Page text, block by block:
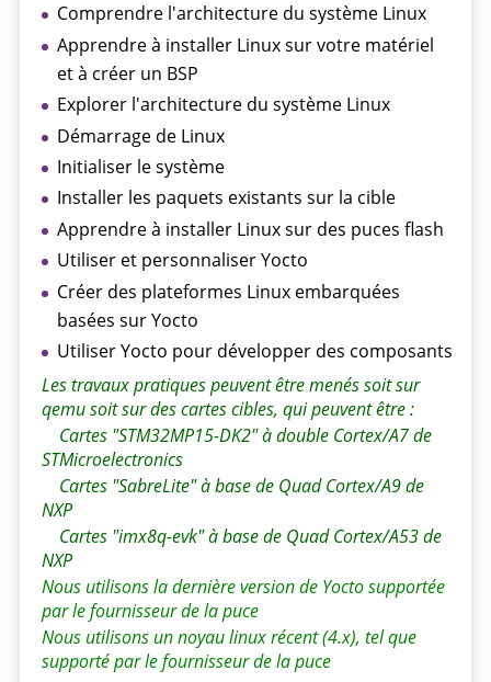
Comprendre l'architecture du système Linux
Apprendre à installer Linux sur votre matériel
et à créer un BSP
Explorer l'architecture du système Linux
Démarrage de Linux
Initialiser le système
Installer les paquets existants sur la cible
Apprendre à installer Linux sur des puces flash
Utiliser et personnaliser Yocto
Créer des plateformes Linux embarquées
basées sur Yocto
Utiliser Yocto pour développer des composants
Les travaux pratiques peuvent être menés soit sur
qemu soit sur des cartes cibles, qui peuvent être :
Cartes "STM32MP15-DK2" à double Cortex/A7 de
STMicroelectronics
Cartes "SabreLite" à base de Quad Cortex/A9 de
NXP
Cartes "imx8q-evk" à base de Quad Cortex/A53 de
NXP
Nous utilisons la dernière version de Yocto supportée
par le fournisseur de la puce
Nous utilisons un noyau linux récent (4.x), tel que
supporté par le fournisseur de la puce